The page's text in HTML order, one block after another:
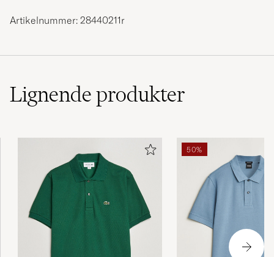
Artikelnummer: 28440211r
Lignendeprodukter
50%